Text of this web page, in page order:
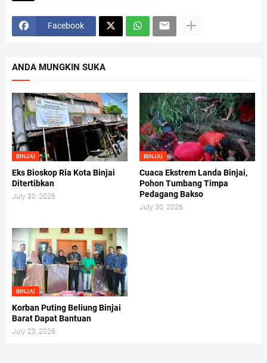
Facebook
ANDA MUNGKIN SUKA
BINJAI
Eks Bioskop Ria Kota Binjai
Ditertibkan
July 30, 2026
BINJAI
Cuaca Ekstrem Landa Binjai,
Pohon Tumbang Timpa
Pedagang Bakso
July 30, 2026
BINJAI
Korban Puting Beliung Binjai
Barat Dapat Bantuan
July 23, 2026